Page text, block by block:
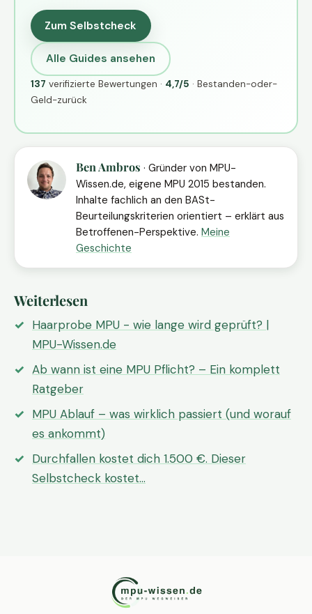
Zum Selbstcheck
Alle Guides ansehen
137 verifizierte Bewertungen · 4,7/5 · Bestanden-oder-
Geld-zurück
Ben Ambros · Gründer von MPU-
Wissen.de, eigene MPU 2015 bestanden.
Inhalte fachlich an den BASt-
Beurteilungskriterien orientiert – erklärt aus
Betroffenen-Perspektive. Meine
Geschichte
Weiterlesen
Haarprobe MPU - wie lange wird geprüft? |
MPU-Wissen.de
Ab wann ist eine MPU Pflicht? – Ein komplett
Ratgeber
MPU Ablauf – was wirklich passiert (und worauf
es ankommt)
Durchfallen kostet dich 1.500 €. Dieser
Selbstcheck kostet…